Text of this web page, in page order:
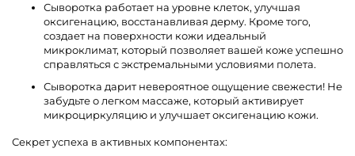
Сыворотка работает на уровне клеток, улучшая
оксигенацию, восстанавливая дерму. Кроме того,
создает на поверхности кожи идеальный
микроклимат, который позволяет вашей коже успешно
справляться с экстремальными условиями полета.
Сыворотка дарит невероятное ощущение свежести! Не
забудьте о легком массаже, который активирует
микроциркуляцию и улучшает оксигенацию кожи.
Секрет успеха в активных компонентах: